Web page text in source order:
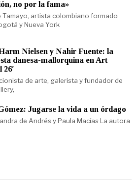
no por la fama»
artista colombiano formado
y Nueva York
Nielsen y Nahir Fuente: la
danesa-mallorquina en Art
de arte, galerista y fundador de
Jugarse la vida a un órdago
de Andrés y Paula Macías La autora